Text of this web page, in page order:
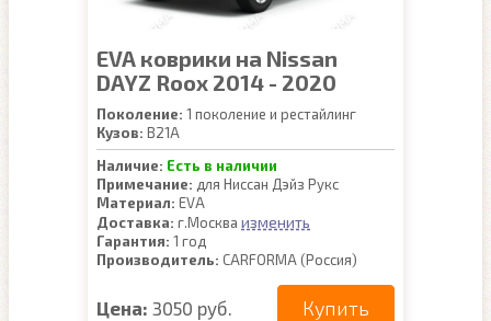
EVA коврики на Nissan
DAYZ Roox 2014 - 2020
Поколение: 1 поколение и рестайлинг
Кузов: B21A
Наличие: Есть в наличии
Примечание: для Ниссан Дэйз Рукс
Материал: EVA
Доставка: г.Москва изменить
Гарантия: 1 год
Производитель: CARFORMA (Россия)
Цена: 3050 руб. Купить